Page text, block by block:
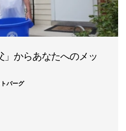
」からあなたへのメッ
バーグ